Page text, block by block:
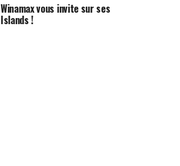
Winamax vous invite sur ses
Islands !